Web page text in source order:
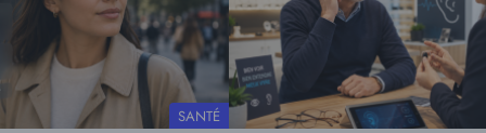
THÉMATIQUE
SANTÉ